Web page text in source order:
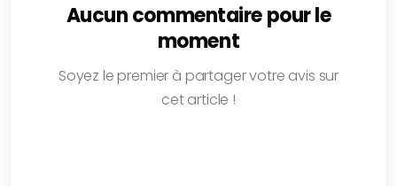
Aucun commentaire pour le
moment
Soyez le premier à partager votre avis sur
cet article !